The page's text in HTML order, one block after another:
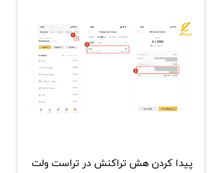
پیدا کردن هش تراکنش در تراست ولت